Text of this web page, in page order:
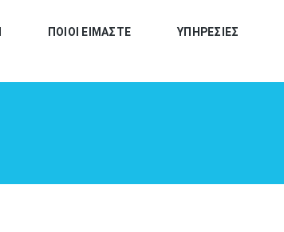
ΠΟΙΟΙ ΕΙΜΑΣΤΕ ΥΠΗΡΕΣΙΕΣ